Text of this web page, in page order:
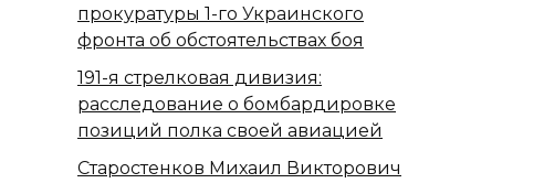
прокуратуры 1-го Украинского
фронта об обстоятельствах боя
191-я стрелковая дивизия:
расследование о бомбардировке
позиций полка своей авиацией
Старостенков Михаил Викторович